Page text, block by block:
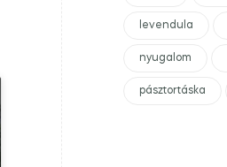
levendula
nyugalom
pásztortáska